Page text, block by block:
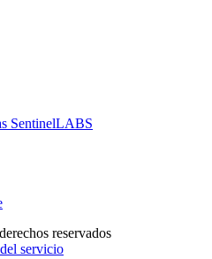
SentinelLABS
reservados
servicio